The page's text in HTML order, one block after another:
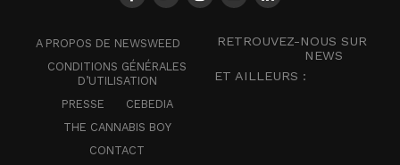
A PROPOS DE NEWSWEED
CONDITIONS GÉNÉRALES
D’UTILISATION
PRESSE
CEBEDIA
THE CANNABIS BOY
CONTACT
RETROUVEZ-NOUS SUR
NEWS
ET AILLEURS :